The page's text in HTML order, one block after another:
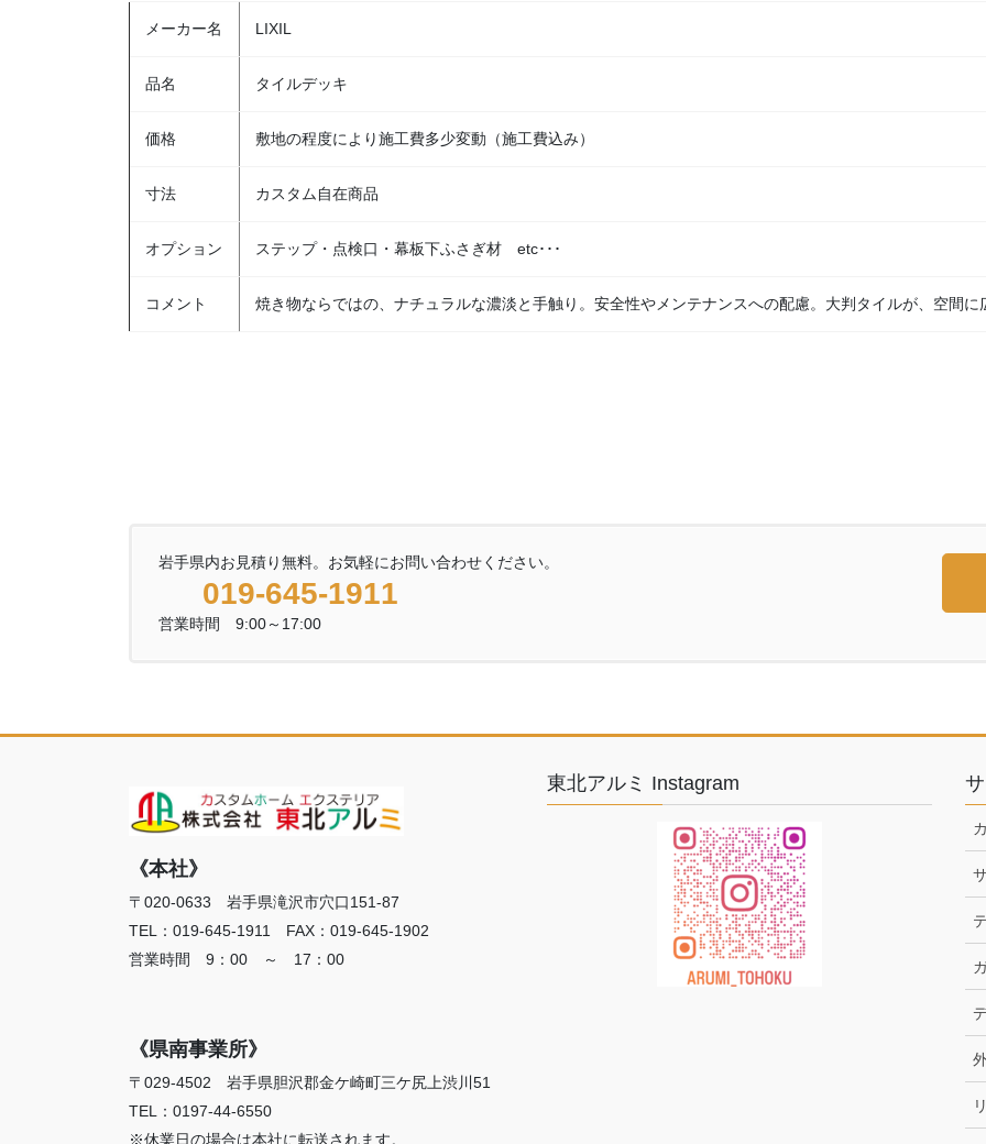
メーカー名 LIXIL
品名 タイルデッキ
価格 敷地の程度により施工費多少変動（施工費込み）
寸法 カスタム自在商品
オプション ステップ・点検口・幕板下ふさぎ材 etc･･･
コメント 焼き物ならではの、ナチュラルな濃淡と手触り。安全性やメンテナンスへの配慮。大判タイルが、空間
岩手県内お見積り無料。お気軽にお問い合わせください。
019-645-1911
営業時間 9:00～17:00
《本社》
〒020-0633 岩手県滝沢市穴口151-87
TEL：019-645-1911 FAX：019-645-1902
営業時間 9：00 ～ 17：00
《県南事業所》
〒029-4502 岩手県胆沢郡金ケ崎町三ケ尻上渋川51
TEL：0197-44-6550
※休業日の場合は本社に転送されます。
東北アルミ Instagram